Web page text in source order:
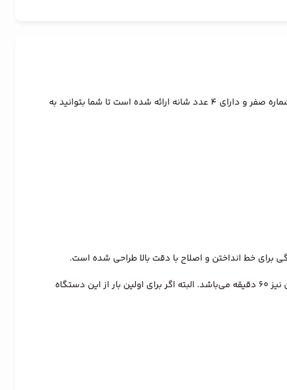
ماشین اصلاح زیرو کات کوئین مدل HC002 یک دستگاه حرفه‌ای برای استفاده در آرایشگاه‌ها است که با برخورداری از قابلیت اصلاح با شماره صفر و دارای 4 عدد شانه ارائه شده است تا شما بتوانید به
ماشین اصلاح زیرو کات کوئین مدل HC002 با برخورداری از باتری قدرتمند لیتیومی، مدت زمان شارژ آن 60 دقیقه و مدت زمان کارکرد آن نیز 60 دقیقه می‌باشد. البته اگر برای اولین بار از این دستگاه